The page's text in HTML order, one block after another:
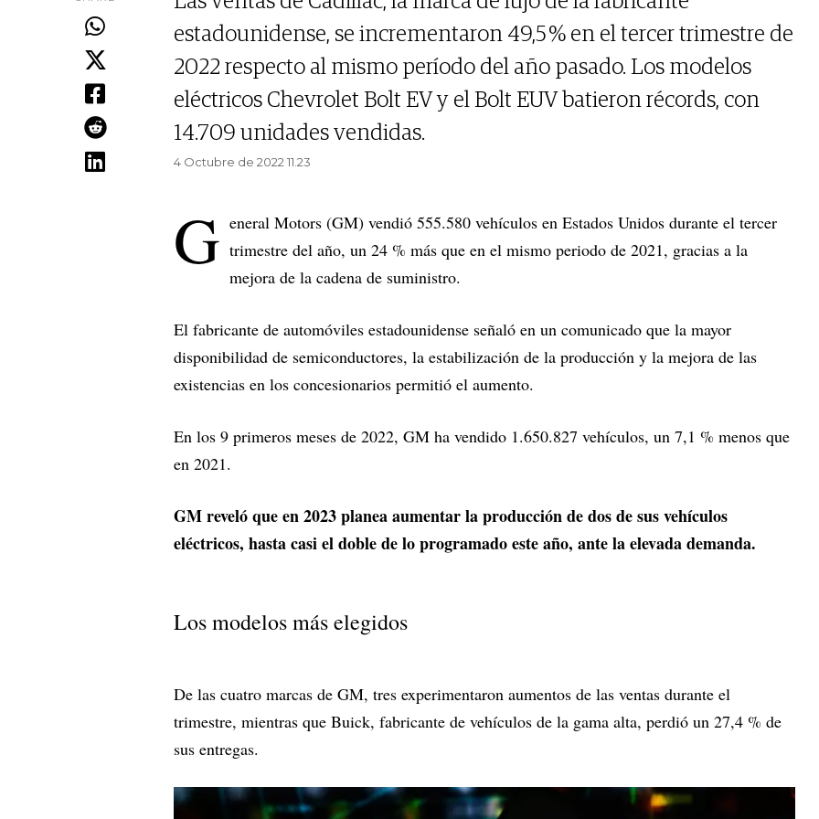
estadounidense, se incrementaron 49,5 % en el tercer trimestre de
2022 respecto al mismo período del año pasado. Los modelos
eléctricos Chevrolet Bolt EV y el Bolt EUV batieron récords, con
14.709 unidades vendidas.
4 Octubre de 2022 11.23
G eneral Motors (GM) vendió 555.580 vehículos en Estados Unidos durante el tercer
trimestre del año, un 24 % más que en el mismo periodo de 2021, gracias a la
mejora de la cadena de suministro.
El fabricante de automóviles estadounidense señaló en un comunicado que la mayor
disponibilidad de semiconductores, la estabilización de la producción y la mejora de las
existencias en los concesionarios permitió el aumento.
En los 9 primeros meses de 2022, GM ha vendido 1.650.827 vehículos, un 7,1 % menos que
en 2021.
GM reveló que en 2023 planea aumentar la producción de dos de sus vehículos
eléctricos, hasta casi el doble de lo programado este año, ante la elevada demanda.
Los modelos más elegidos
De las cuatro marcas de GM, tres experimentaron aumentos de las ventas durante el
trimestre, mientras que Buick, fabricante de vehículos de la gama alta, perdió un 27,4 % de
sus entregas.